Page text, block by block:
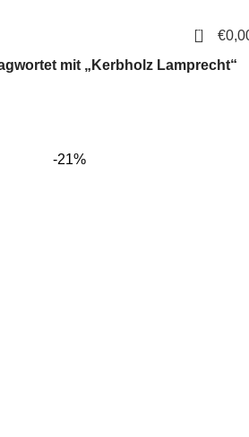
0 €
mit „Kerbholz Lamprecht“
-21%